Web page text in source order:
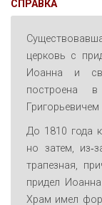
СПРАВКА
церковь с
Иоанна и
построена
До 1810 года
но затем,
трапезная,
придел
Храм имел